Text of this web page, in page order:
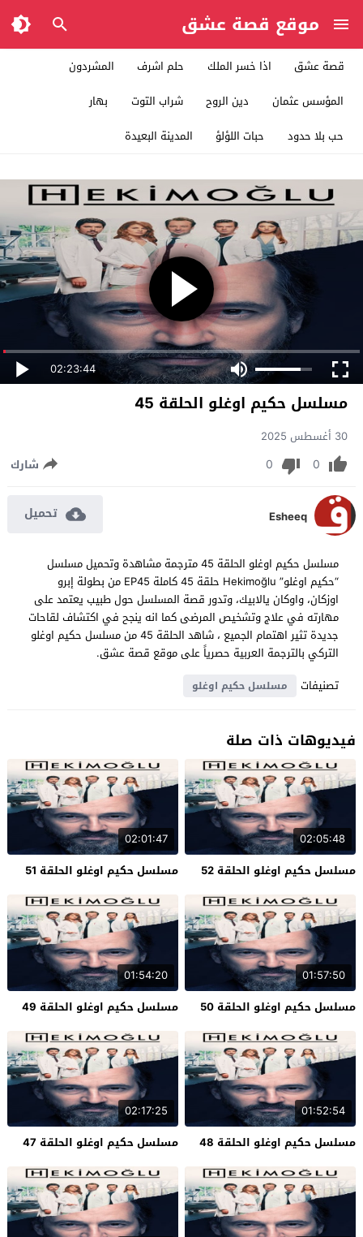
موقع قصة عشق
قصة عشق اذا خسر الملك حلم اشرف
المشردون
المؤسس عثمان
دين الروح شراب التوت
بهار
حب بلا حدود
حبات اللؤلؤ المدينة البعيدة
02:23:44
مسلسل حكيم اوغلو الحلقة 45
30 أغسطس 2025
0
0 شارك
Esheeq تحميل
مسلسل حكيم اوغلو الحلقة 45 مترجمة مشاهدة وتحميل مسلسل
“حكيم اوغلو” Hekimoğlu حلقة 45 كاملة EP45 من بطولة إبرو
اوزكان، واوكان يالابيك، وتدور قصة المسلسل حول طبيب يعتمد على
مهارته في علاج وتشخيص المرضى كما انه ينجح في اكتشاف لقاحات
جديدة تثير اهتمام الجميع ، شاهد الحلقة 45 من مسلسل حكيم اوغلو
التركي بالترجمة العربية حصرياً على موقع قصة عشق.
تصنيفات
مسلسل حكيم اوغلو
فيديوهات ذات صلة
02:05:48
مسلسل حكيم اوغلو الحلقة 52
02:01:47
مسلسل حكيم اوغلو الحلقة 51
01:57:50
مسلسل حكيم اوغلو الحلقة 50
01:54:20
مسلسل حكيم اوغلو الحلقة 49
01:52:54
مسلسل حكيم اوغلو الحلقة 48
02:17:25
مسلسل حكيم اوغلو الحلقة 47